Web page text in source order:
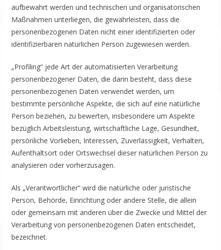
aufbewahrt werden und technischen und organisatorischen
Maßnahmen unterliegen, die gewährleisten, dass die
personenbezogenen Daten nicht einer identifizierten oder
identifizierbaren natürlichen Person zugewiesen werden.
„Profiling“ jede Art der automatisierten Verarbeitung
personenbezogener Daten, die darin besteht, dass diese
personenbezogenen Daten verwendet werden, um
bestimmte persönliche Aspekte, die sich auf eine natürliche
Person beziehen, zu bewerten, insbesondere um Aspekte
bezüglich Arbeitsleistung, wirtschaftliche Lage, Gesundheit,
persönliche Vorlieben, Interessen, Zuverlässigkeit, Verhalten,
Aufenthaltsort oder Ortswechsel dieser natürlichen Person zu
analysieren oder vorherzusagen.
Als „Verantwortlicher“ wird die natürliche oder juristische
Person, Behörde, Einrichtung oder andere Stelle, die allein
oder gemeinsam mit anderen über die Zwecke und Mittel der
Verarbeitung von personenbezogenen Daten entscheidet,
bezeichnet.